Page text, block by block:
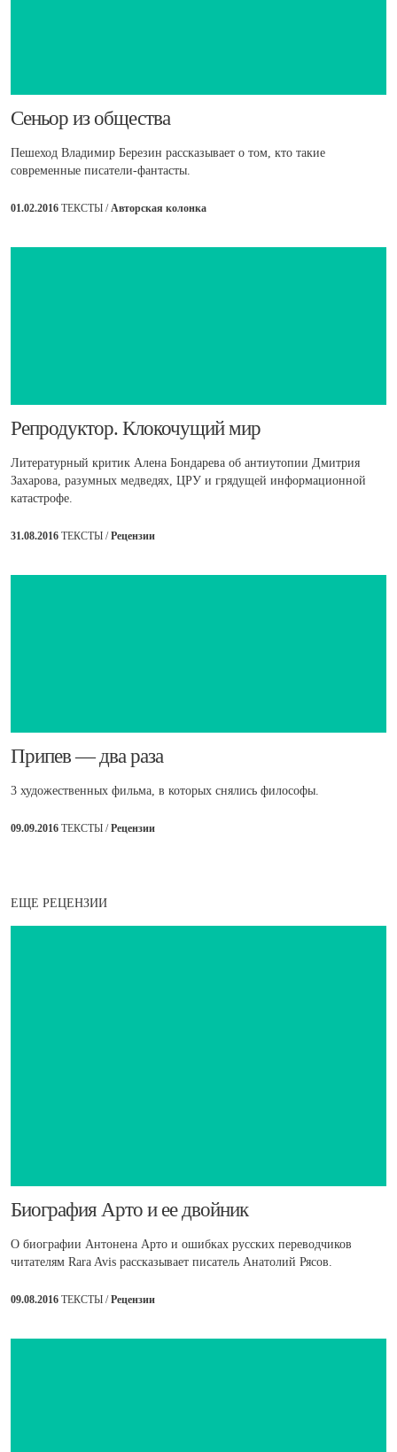
Сеньор из общества
Пешеход Владимир Березин рассказывает о том, кто такие
современные писатели-фантасты.
01.02.2016 ТЕКСТЫ / Авторская колонка
​Репродуктор. Клокочущий мир
Литературный критик Алена Бондарева об антиутопии Дмитрия
Захарова, разумных медведях, ЦРУ и грядущей информационной
катастрофе.
31.08.2016 ТЕКСТЫ /Рецензии
​Припев — два раза
3 художественных фильма, в которых снялись философы.
09.09.2016 ТЕКСТЫ /Рецензии
ЕЩЕ РЕЦЕНЗИИ
​Биография Арто и ее двойник
О биографии Антонена Арто и ошибках русских переводчиков
читателям Rara Avis рассказывает писатель Анатолий Рясов.
09.08.2016 ТЕКСТЫ /Рецензии